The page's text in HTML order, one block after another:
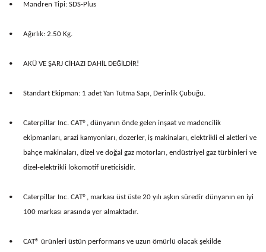
• Mandren Tipi: SDS-Plus
• Ağırlık: 2.50 Kg.
• AKÜ VE ŞARJ CİHAZI DAHİL DEĞİLDİR!
• Standart Ekipman: 1 adet Yan Tutma Sapı, Derinlik Çubuğu.
•
Caterpillar Inc. CAT®, dünyanın önde gelen inşaat ve madencilik
ekipmanları, arazi kamyonları, dozerler, iş makinaları, elektrikli el aletleri ve
bahçe makinaları, dizel ve doğal gaz motorları, endüstriyel gaz türbinleri ve
dizel-elektrikli lokomotif üreticisidir.
•
Caterpillar Inc. CAT®, markası üst üste 20 yılı aşkın süredir dünyanın en iyi
100 markası arasında yer almaktadır.
•
CAT® ürünleri üstün performans ve uzun ömürlü olacak şekilde